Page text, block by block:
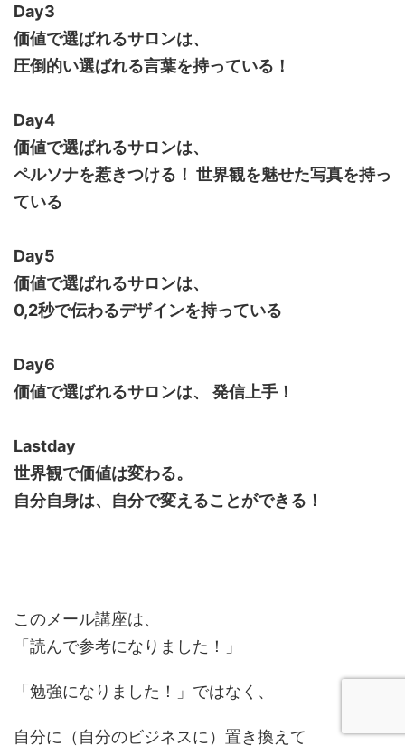
Day3
価値で選ばれるサロンは、
圧倒的い選ばれる言葉を持っている！
Day4
価値で選ばれるサロンは、
ペルソナを惹きつける！ 世界観を魅せた写真を持っ
ている
Day5
価値で選ばれるサロンは、
0,2秒で伝わるデザインを持っている
Day6
価値で選ばれるサロンは、 発信上手！
Lastday
世界観で価値は変わる。
自分自身は、自分で変えることができる！
このメール講座は、
「読んで参考になりました！」
「勉強になりました！」ではなく、
自分に（自分のビジネスに）置き換えて